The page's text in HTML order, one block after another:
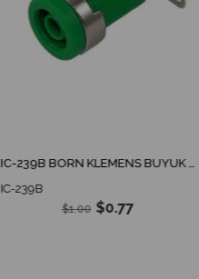
IC-239B BORN KLEMENS BÜYÜK GÖMME TİP VİDA BACAK
IC-239B
$0.77
$1.00